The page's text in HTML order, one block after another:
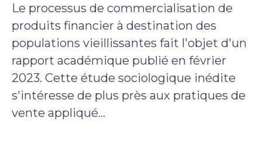
Le processus de commercialisation de
produits financier à destination des
populations vieillissantes fait l'objet d'un
rapport académique publié en février
2023. Cette étude sociologique inédite
s'intéresse de plus près aux pratiques de
vente appliqué...